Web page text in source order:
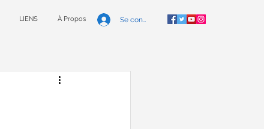
LIENS À Propos Se connecter